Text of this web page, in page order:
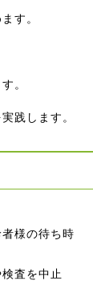
す。
。
践します。
様の待ち時
査を中止